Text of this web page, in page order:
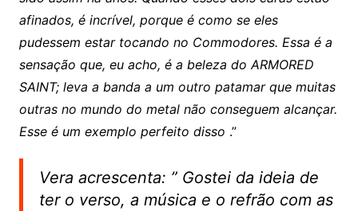
afinados, é incrível, porque é como se eles
pudessem estar tocando no Commodores. Essa é a
sensação que, eu acho, é a beleza do ARMORED
SAINT; leva a banda a um outro patamar que muitas
outras no mundo do metal não conseguem alcançar.
Esse é um exemplo perfeito disso .”
Vera acrescenta: ” Gostei da ideia de
ter o verso, a música e o refrão com as